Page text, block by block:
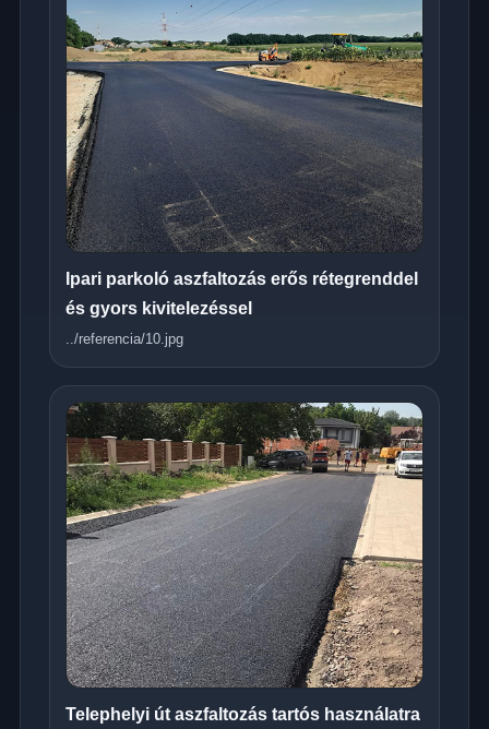
Ipari parkoló aszfaltozás erős rétegrenddel
és gyors kivitelezéssel
../referencia/10.jpg
Telephelyi út aszfaltozás tartós használatra